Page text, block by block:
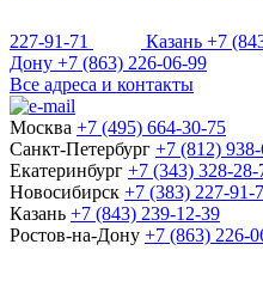
227-91-71 Казань +7
Дону +7 (863) 226-06-99
Все адреса и контакты
Москва +7 (495) 664-30-75
Санкт-Петербург +7 (812)
Екатеринбург +7 (343) 328-28-
Новосибирск +7 (383) 227-91-
Казань +7 (843) 239-12-39
Ростов-на-Дону +7 (863) 226-